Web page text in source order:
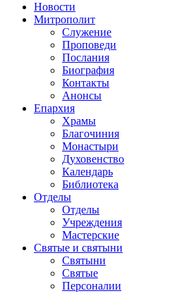
Новости
Митрополит
Служение
Проповеди
Послания
Биография
Контакты
Анонсы
Епархия
Храмы
Благочиния
Монастыри
Духовенство
Календарь
Библиотека
Отделы
Отделы
Учреждения
Мастерские
Святые и святыни
Cвятыни
Cвятые
Персоналии